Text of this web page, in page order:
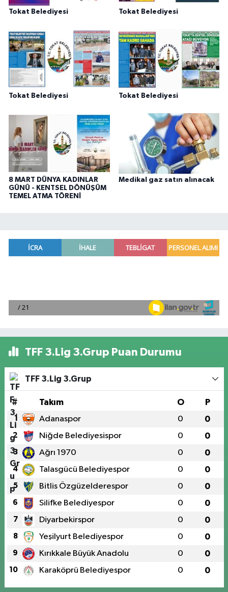
Tokat Belediyesi Tokat Belediyesi
Tokat Belediyesi Tokat Belediyesi
8 MART DÜNYA KADINLAR
GÜNÜ - KENTSEL DÖNÜŞÜM
TEMEL ATMA TÖRENİ
Medikal gaz satın alınacak
TFF 3.Lig 3.Grup Puan Durumu
TFF 3.Lig 3.Grup
# Takım O P
1 Adanaspor 0 0
2 Niğde Belediyesispor 0 0
3 Ağrı 1970 0 0
4 Talasgücü Belediyespor 0 0
5 Bitlis Özgüzelderespor 0 0
6 Silifke Belediyespor 0 0
7 Diyarbekirspor 0 0
8 Yeşilyurt Belediyespor 0 0
9 Kırıkkale Büyük Anadolu 0 0
10 Karaköprü Belediyespor 0 0